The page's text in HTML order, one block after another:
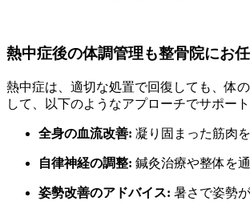
熱中症後の体調管理も整骨院にお
熱中症は、適切な処置で回復しても、体
して、以下のようなアプローチでサポー
全身の血流改善: 凝り固まった筋肉
自律神経の調整: 鍼灸治療や整体を
姿勢改善のアドバイス: 暑さで姿勢